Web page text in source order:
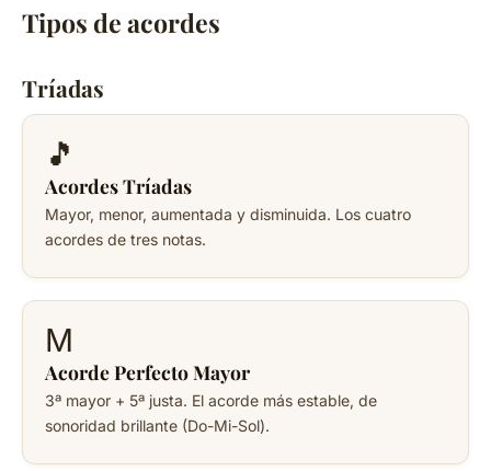
Tipos de acordes
Tríadas
🎵
Acordes Tríadas
Mayor, menor, aumentada y disminuida. Los cuatro
acordes de tres notas.
M
Acorde Perfecto Mayor
3ª mayor + 5ª justa. El acorde más estable, de
sonoridad brillante (Do-Mi-Sol).